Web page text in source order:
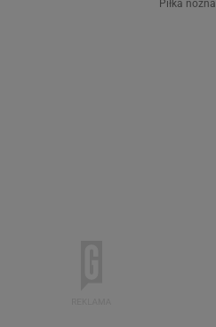
Piłka nożna